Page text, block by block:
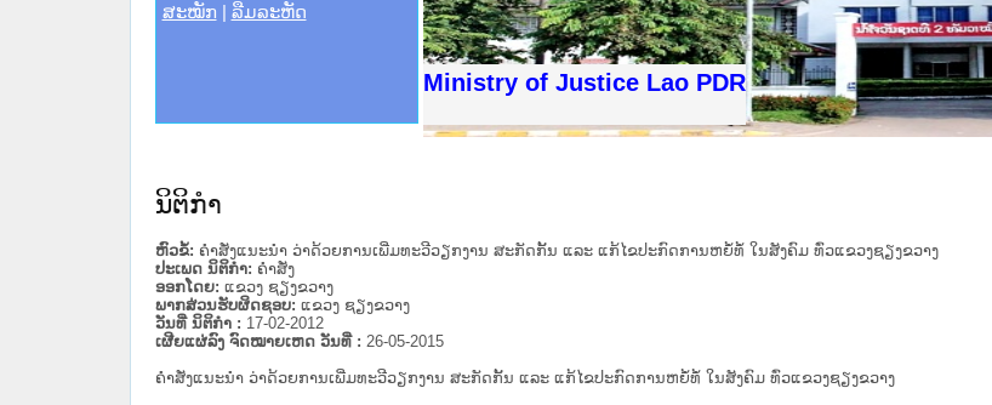
ສະໝັກ ລືມລະຫັດ
Ministry of Justice Lao PDR
ານສະພາປະຊາຊົນ ພາກເໜືອ
ທາງລັດຖະການ
ສຳລັບ ພາກກາງ
ສຳລັບ ພາກໃຕ້
ວິທະຍາຄານຕຳຫຼວດປະຊາຊົນ
ວິທະຍາຄານສັນຕິບານປະຊາຊົນ
ຂັ້ນແຂວງພາກເໜືອ
ານສະພາປະຊາຊົນ ພາກກາງ
ນິຕິກໍາ
ຫົວຂໍ້: ຄຳສັ່ງແນະນຳ ວ່າດ້ວຍການເພີ່ມທະວີວຽກງານ ສະກັດກັ້ນ ແລະ ແກ້ໄຂປະກົດການຫຍໍ້ທໍ້ ໃນສັງຄົມ ທົ່ວແຂວງຊຽງຂວາງ
ປະເພດ ນິຕິກໍາ: ຄໍາສັ່ງ
ອອກໂດຍ: ແຂວງ ຊຽງຂວາງ
ພາກສ່ວນຮັບຜິດຊອບ: ແຂວງ ຊຽງຂວາງ
ວັນທີ່ ນິຕິກໍາ : 17-02-2012
ເຜີຍແຜ່ລົງ ຈົດໝາຍເຫດ ວັນທີ່ : 26-05-2015
ຄຳສັ່ງແນະນຳ ວ່າດ້ວຍການເພີ່ມທະວີວຽກງານ ສະກັດກັ້ນ ແລະ ແກ້ໄຂປະກົດການຫຍໍ້ທໍ້ ໃນສັງຄົມ ທົ່ວແຂວງຊຽງຂວາງ